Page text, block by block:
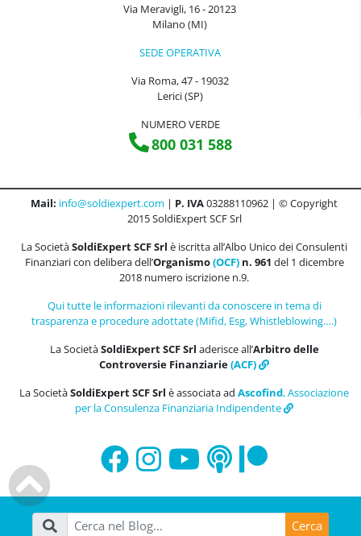
Via Meravigli, 16 - 20123
Milano (MI)
SEDE OPERATIVA
Via Roma, 47 - 19032
Lerici (SP)
NUMERO VERDE
800 031 588
Mail: info@soldiexpert.com | P. IVA03288110962 | © Copyright
2015 SoldiExpert SCF Srl
La SocietàSoldiExpert SCF Srl è iscritta all’Albo Unico dei Consulenti
Finanziari con delibera dell’Organismo(OCF)n. 961 del 1 dicembre
2018 numero iscrizione n.9.
Qui tutte le informazioni rilevanti da conoscere in tema di
trasparenza e procedure adottate (Mifid, Esg, Whistleblowing….)
La SocietàSoldiExpert SCF Srl aderisce all’Arbitro delle
Controversie Finanziarie(ACF)
La SocietàSoldiExpert SCF Srl è associata ad Ascofind, Associazione
per la Consulenza Finanziaria Indipendente